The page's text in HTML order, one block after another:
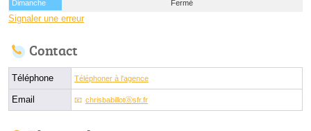
Dimanche
Fermé
Signaler une erreur
Contact
Téléphone Téléphoner à l'agence
Email chrisbabillotⓐsfr.fr